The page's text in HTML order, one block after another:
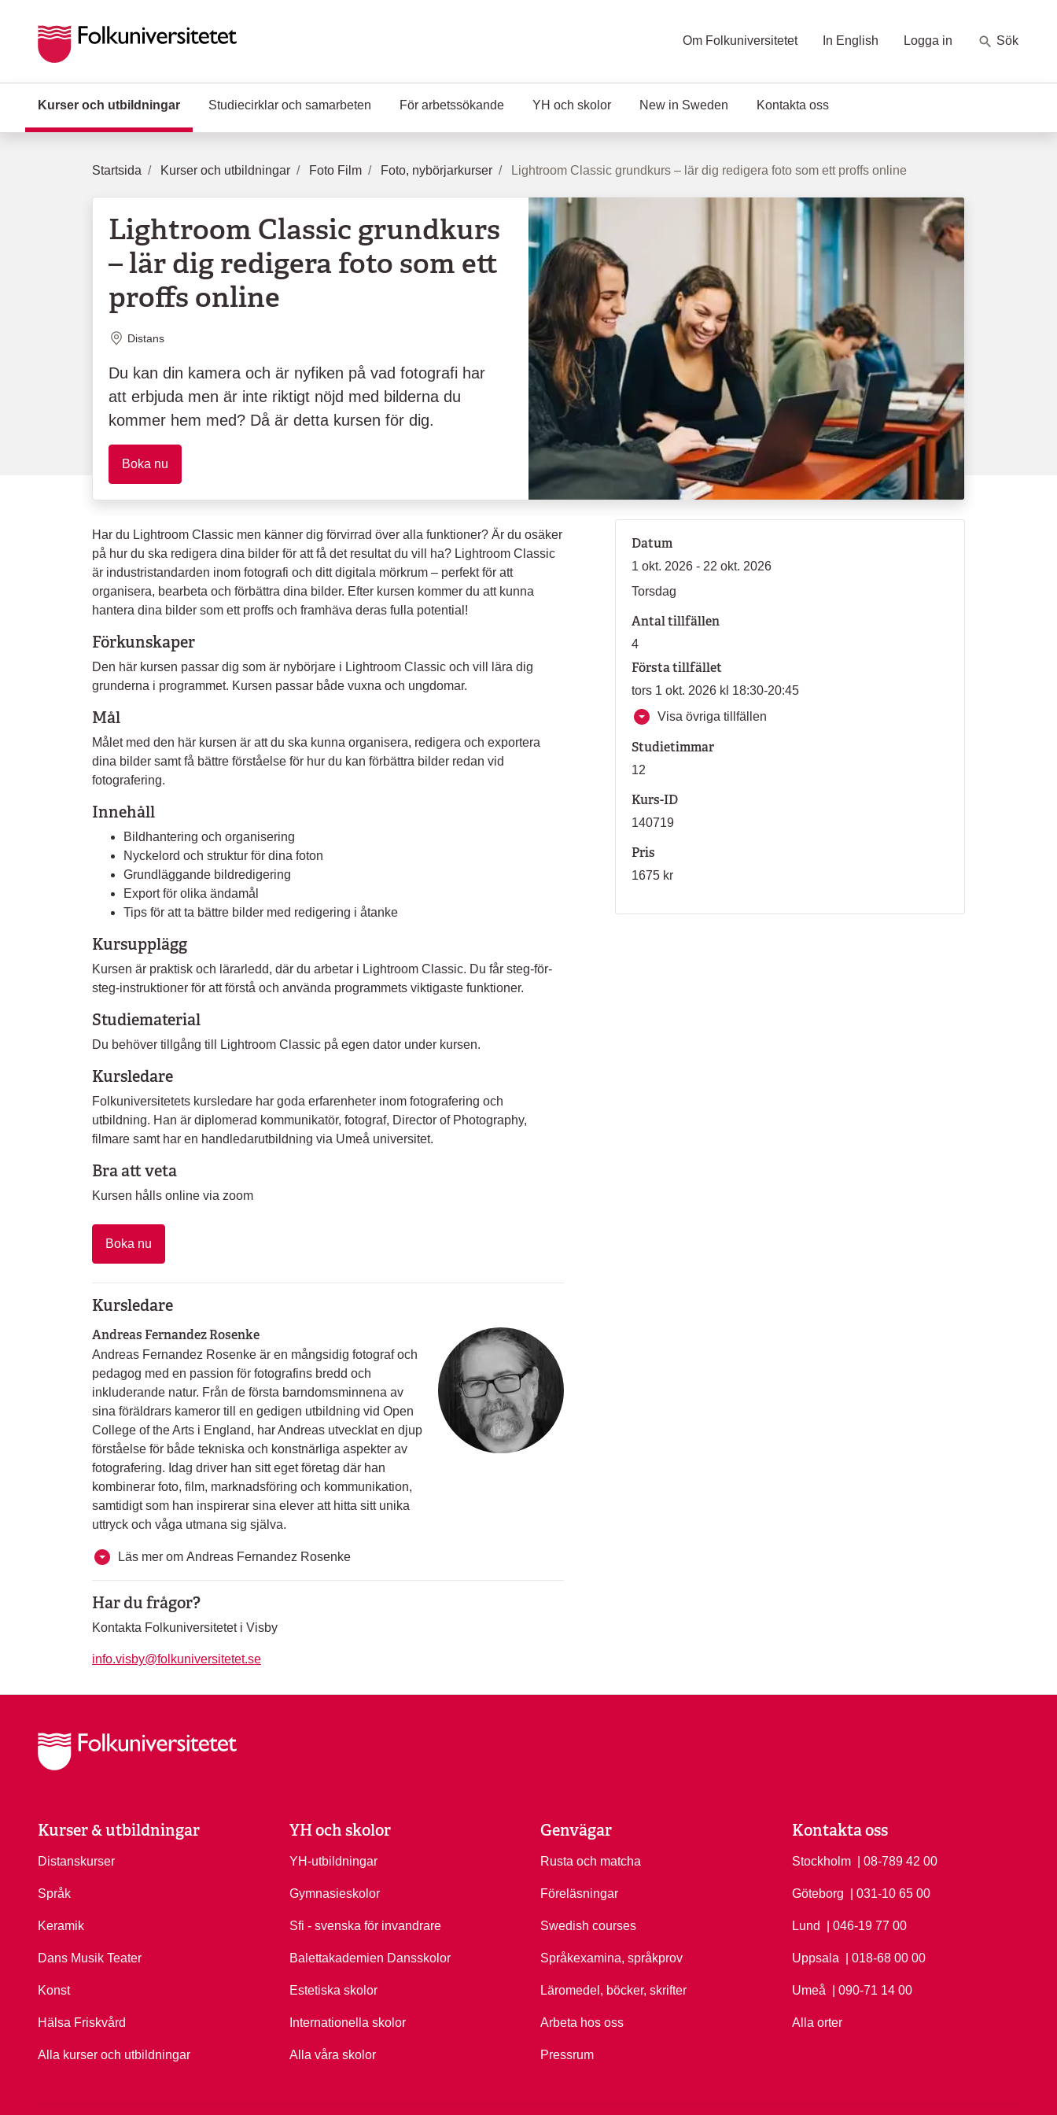
Om Folkuniversitetet In English Logga in Sök
Kurser och utbildningar (Aktuell sida)
Studiecirklar och samarbeten För arbetssökande YH och skolor New in Sweden Kontakta oss
Startsida Kurser och utbildningar Foto Film Foto, nybörjarkurser Lightroom Classic grundkurs – lär dig redigera foto som ett proffs online
Lightroom Classic grundkurs
– lär dig redigera foto som ett
proffs online
Plats
Distans
Du kan din kamera och är nyfiken på vad fotografi har
att erbjuda men är inte riktigt nöjd med bilderna du
kommer hem med? Då är detta kursen för dig.
Boka nu
Har du Lightroom Classic men känner dig förvirrad över alla funktioner? Är du osäker
på hur du ska redigera dina bilder för att få det resultat du vill ha? Lightroom Classic
är industristandarden inom fotografi och ditt digitala mörkrum – perfekt för att
organisera, bearbeta och förbättra dina bilder. Efter kursen kommer du att kunna
hantera dina bilder som ett proffs och framhäva deras fulla potential!
Förkunskaper
Den här kursen passar dig som är nybörjare i Lightroom Classic och vill lära dig
grunderna i programmet. Kursen passar både vuxna och ungdomar.
Mål
Målet med den här kursen är att du ska kunna organisera, redigera och exportera
dina bilder samt få bättre förståelse för hur du kan förbättra bilder redan vid
fotografering.
Innehåll
Bildhantering och organisering
Nyckelord och struktur för dina foton
Grundläggande bildredigering
Export för olika ändamål
Tips för att ta bättre bilder med redigering i åtanke
Kursupplägg
Kursen är praktisk och lärarledd, där du arbetar i Lightroom Classic. Du får steg-för-
steg-instruktioner för att förstå och använda programmets viktigaste funktioner.
Studiematerial
Du behöver tillgång till Lightroom Classic på egen dator under kursen.
Kursledare
Folkuniversitetets kursledare har goda erfarenheter inom fotografering och
utbildning. Han är diplomerad kommunikatör, fotograf, Director of Photography,
filmare samt har en handledarutbildning via Umeå universitet.
Bra att veta
Kursen hålls online via zoom
Boka nu
Kursledare
Andreas Fernandez Rosenke
Andreas Fernandez Rosenke är en mångsidig fotograf och
pedagog med en passion för fotografins bredd och
inkluderande natur. Från de första barndomsminnena av
sina föräldrars kameror till en gedigen utbildning vid Open
College of the Arts i England, har Andreas utvecklat en djup
förståelse för både tekniska och konstnärliga aspekter av
fotografering. Idag driver han sitt eget företag där han
kombinerar foto, film, marknadsföring och kommunikation,
samtidigt som han inspirerar sina elever att hitta sitt unika
uttryck och våga utmana sig själva.
Läs mer om Andreas Fernandez Rosenke
Har du frågor?
Kontakta Folkuniversitetet i Visby
info.visby@folkuniversitetet.se
Datum
1 okt. 2026 - 22 okt. 2026
Torsdag
Antal tillfällen
4
Första tillfället
tors 1 okt. 2026 kl 18:30-20:45
Visa övriga tillfällen
Studietimmar
12
Kurs-ID
140719
Pris
1675 kr
Kurser & utbildningar
Distanskurser
Språk
Keramik
Dans Musik Teater
Konst
Hälsa Friskvård
Alla kurser och utbildningar
YH och skolor
YH-utbildningar
Gymnasieskolor
Sfi - svenska för invandrare
Balettakademien Dansskolor
Estetiska skolor
Internationella skolor
Alla våra skolor
Genvägar
Rusta och matcha
Föreläsningar
Swedish courses
Språkexamina, språkprov
Läromedel, böcker, skrifter
Arbeta hos oss
Pressrum
Kontakta oss
Stockholm Ring Stockholm på
| 08-789 42 00
Göteborg Ring Göteborg på
| 031-10 65 00
Lund Ring Lund på
| 046-19 77 00
Uppsala Ring Uppsala på
| 018-68 00 00
Umeå Ring Umeå på
| 090-71 14 00
Alla orter